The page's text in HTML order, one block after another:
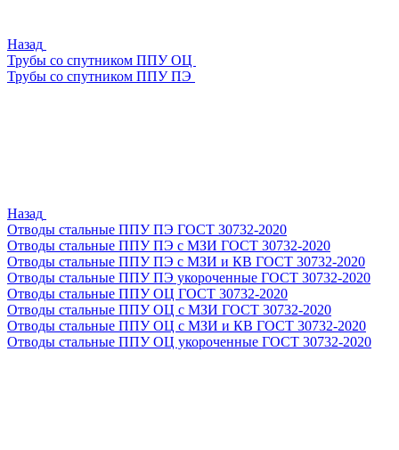
Назад
Трубы со спутником ППУ ОЦ
Трубы со спутником ППУ ПЭ
Назад
Отводы стальные ППУ ПЭ ГОСТ 30732-2020
Отводы стальные ППУ ПЭ с МЗИ ГОСТ 30732-2020
Отводы стальные ППУ ПЭ с МЗИ и КВ ГОСТ 30732-2020
Отводы стальные ППУ ПЭ укороченные ГОСТ 30732-2020
Отводы стальные ППУ ОЦ ГОСТ 30732-2020
Отводы стальные ППУ ОЦ с МЗИ ГОСТ 30732-2020
Отводы стальные ППУ ОЦ с МЗИ и КВ ГОСТ 30732-2020
Отводы стальные ППУ ОЦ укороченные ГОСТ 30732-2020